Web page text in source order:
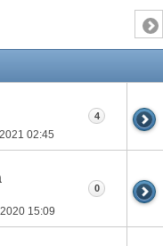
02:45
4
15:09
0